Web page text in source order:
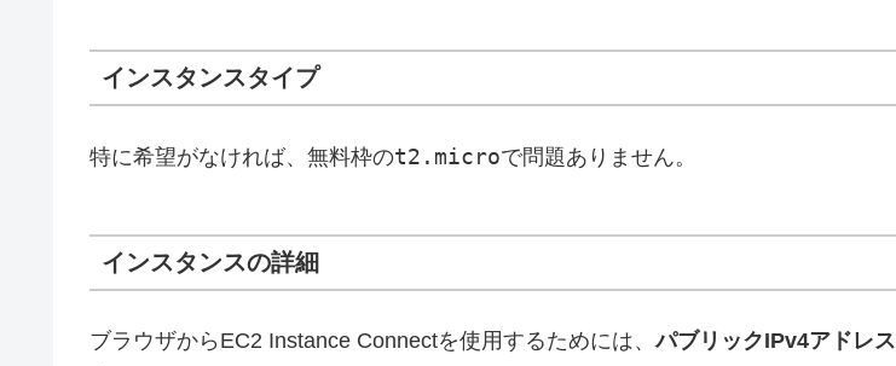
インスタンスタイプ
特に希望がなければ、無料枠のt2.microで問題ありません。
インスタンスの詳細
ブラウザからEC2 Instance Connectを使用するためには、パブリックIPv4アドレス